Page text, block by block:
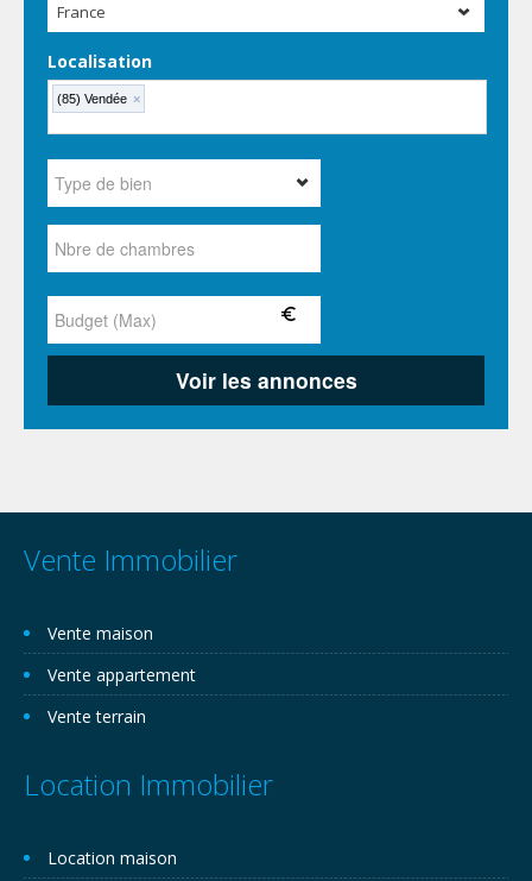
France
Localisation
(85) Vendée ×
Vente Immobilier
Vente maison
Vente appartement
Vente terrain
Location Immobilier
Location maison